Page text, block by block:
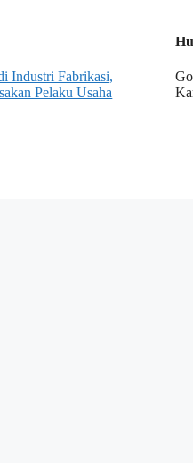
Industri Fabrikasi,
Pelaku Usaha